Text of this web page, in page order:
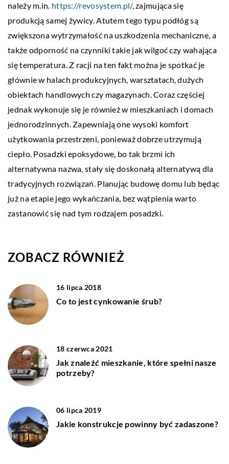
należy m.in. https://revosystem.pl/, zajmująca się
produkcją samej żywicy. Atutem tego typu podłóg są
zwiększona wytrzymałość na uszkodzenia mechaniczne, a
także odporność na czynniki takie jak wilgoć czy wahająca
się temperatura. Z racji na ten fakt można je spotkać je
głównie w halach produkcyjnych, warsztatach, dużych
obiektach handlowych czy magazynach. Coraz częściej
jednak wykonuje się je również w mieszkaniach i domach
jednorodzinnych. Zapewniają one wysoki komfort
użytkowania przestrzeni, ponieważ dobrze utrzymują
ciepło. Posadzki epoksydowe, bo tak brzmi ich
alternatywna nazwa, stały się doskonałą alternatywą dla
tradycyjnych rozwiązań. Planując budowę domu lub będąc
już na etapie jego wykańczania, bez wątpienia warto
zastanowić się nad tym rodzajem posadzki.
ZOBACZ RÓWNIEŻ
16 lipca 2018
Co to jest cynkowanie śrub?
18 czerwca 2021
Jak znaleźć mieszkanie, które spełni nasze
potrzeby?
06 lipca 2019
Jakie konstrukcje powinny być zadaszone?